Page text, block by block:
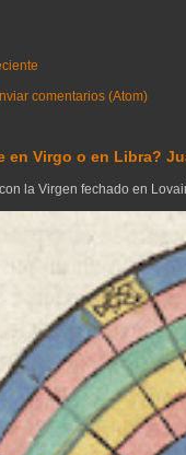
comentarios (Atom)
en Virgo o en Libra?
la Virgen fechado en